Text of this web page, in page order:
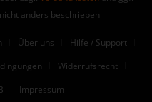
anders beschrieben
Über uns
Hilfe / Support
Widerrufsrecht
Impressum